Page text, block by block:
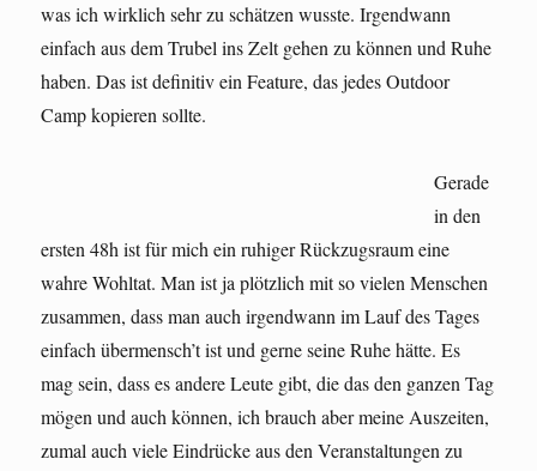
was ich wirklich sehr zu schätzen wusste. Irgendwann
einfach aus dem Trubel ins Zelt gehen zu können und Ruhe
haben. Das ist definitiv ein Feature, das jedes Outdoor
Camp kopieren sollte.
Gerade
in den
ersten 48h ist für mich ein ruhiger Rückzugsraum eine
wahre Wohltat. Man ist ja plötzlich mit so vielen Menschen
zusammen, dass man auch irgendwann im Lauf des Tages
einfach übermensch’t ist und gerne seine Ruhe hätte. Es
mag sein, dass es andere Leute gibt, die das den ganzen Tag
mögen und auch können, ich brauch aber meine Auszeiten,
zumal auch viele Eindrücke aus den Veranstaltungen zu